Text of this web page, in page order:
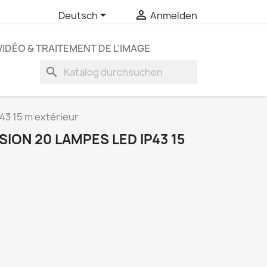
Deutsch  Anmelden
& TRAITEMENT DE L'IMAGE
search
15 m extérieur
20 LAMPES LED IP43 15